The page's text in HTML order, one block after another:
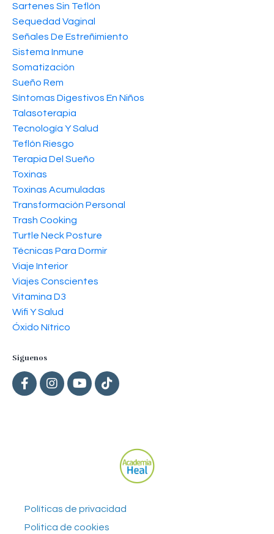
Sartenes Sin Teflón
Sequedad Vaginal
Señales De Estreñimiento
Sistema Inmune
Somatización
Sueño Rem
Síntomas Digestivos En Niños
Talasoterapia
Tecnología Y Salud
Teflón Riesgo
Terapia Del Sueño
Toxinas
Toxinas Acumuladas
Transformación Personal
Trash Cooking
Turtle Neck Posture
Técnicas Para Dormir
Viaje Interior
Viajes Conscientes
Vitamina D3
Wifi Y Salud
Óxido Nítrico
Siguenos
Políticas de privacidad
Politica de cookies